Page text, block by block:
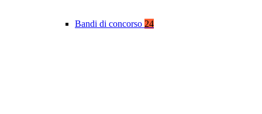
Bandi di concorso 24